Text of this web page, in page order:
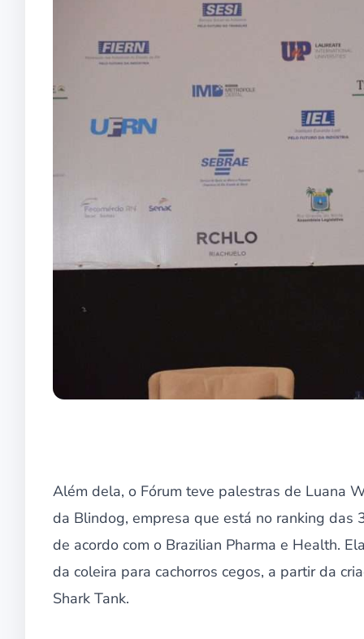
Além dela, o Fórum teve palestras de Luana
da Blindog, empresa que está no ranking das
de acordo com o Brazilian Pharma e Health.
da coleira para cachorros cegos, a partir da
Shark Tank.